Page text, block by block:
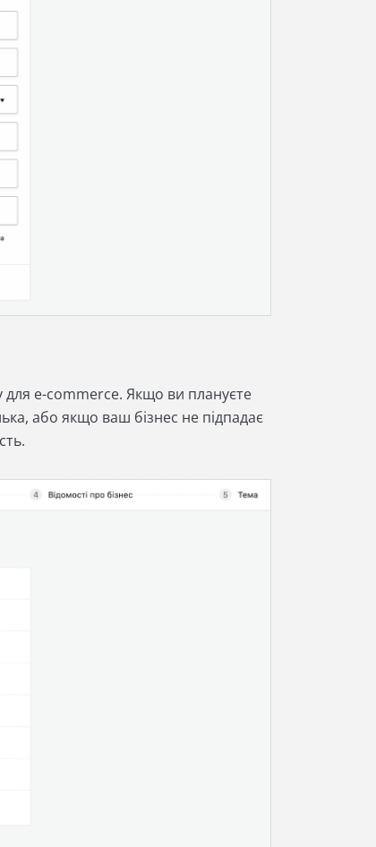
e-commerce. Якщо ви плануєте
або якщо ваш бізнес не підпадає